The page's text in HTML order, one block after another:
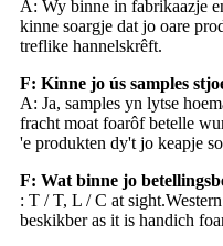
A: Wy binne in fabrikaazje
kinne soargje dat jo oare
treflike hannelskrêft.
F: Kinne jo ús samples
A: Ja, samples yn lytse
fracht moat foarôf betelle
'e produkten dy't jo keapje
F: Wat binne jo
: T / T, L / C at
beskikber as it is handich